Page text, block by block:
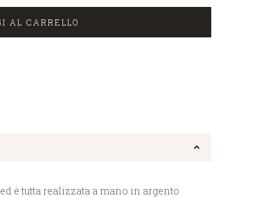
AL CARRELLO
è tutta realizzata a mano in argento